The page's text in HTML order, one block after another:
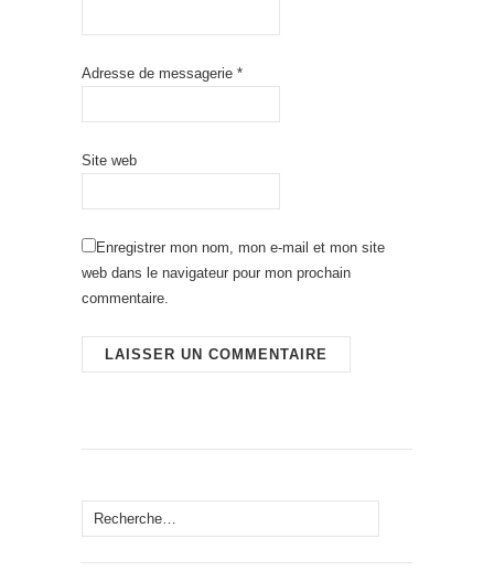
Adresse de messagerie *
Site web
Enregistrer mon nom, mon e-mail et mon site
web dans le navigateur pour mon prochain
commentaire.
Rechercher :